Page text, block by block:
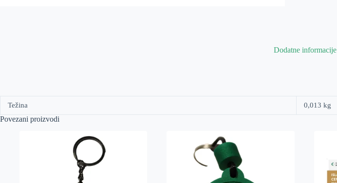
Dodatne informacije
Težina 0,013 kg
Povezani proizvodi